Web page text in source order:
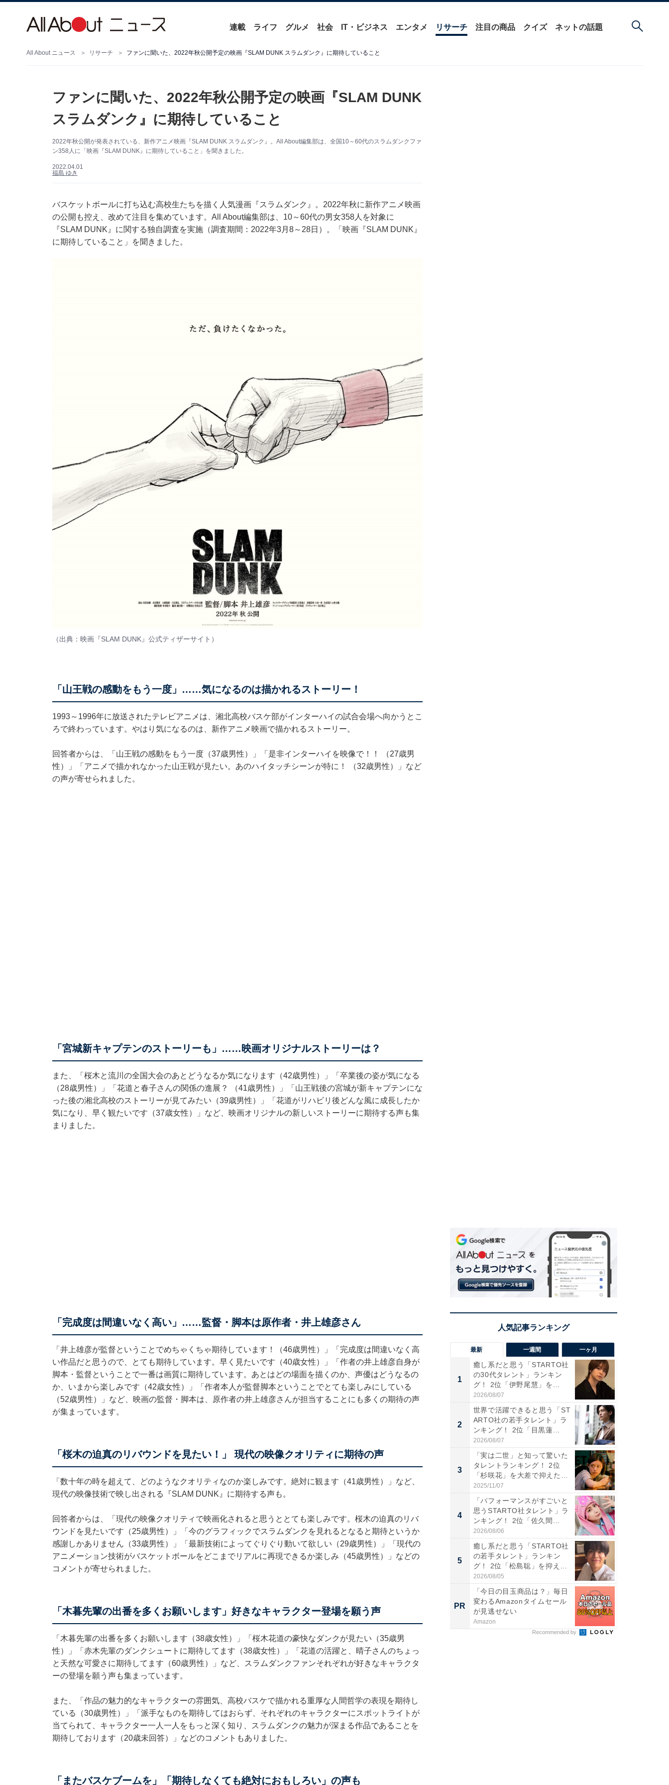
連載 ライフ グルメ 社会 IT・ビジネス エンタメ リサーチ 注目の商品 クイズ ネットの話題
All About ニュース リサーチ ファンに聞いた、2022年秋公開予定の映画『SLAM DUNK スラムダンク』に期待していること
ファンに聞いた、2022年秋公開予定の映画『SLAM DUNK
スラムダンク』に期待していること
2022年秋公開が発表されている、新作アニメ映画『SLAM DUNK スラムダンク』。All About編集部は、全国10～60代のスラムダンクファ
ン358人に「映画『SLAM DUNK』に期待していること」を聞きました。
2022.04.01
福島 ゆき
バスケットボールに打ち込む高校生たちを描く人気漫画『スラムダンク』。2022年秋に新作アニメ映画
の公開も控え、改めて注目を集めています。All About編集部は、10～60代の男女358人を対象に
『SLAM DUNK』に関する独自調査を実施（調査期間：2022年3月8～28日）。「映画『SLAM DUNK』
に期待していること」を聞きました。
（出典： 映画『SLAM DUNK』公式ティザーサイト ​​​​​）
「山王戦の感動をもう一度」……気になるのは描かれるストーリー！
1993～1996年に放送されたテレビアニメは、湘北高校バスケ部がインターハイの試合会場へ向かうとこ
ろで終わっています。やはり気になるのは、新作アニメ映画で描かれるストーリー。
回答者からは、「山王戦の感動をもう一度（37歳男性）」「是非インターハイを映像で！！ （27歳男
性）」「アニメで描かれなかった山王戦が見たい。あのハイタッチシーンが特に！ （32歳男性）」など
の声が寄せられました。
「宮城新キャプテンのストーリーも」……映画オリジナルストーリーは？
また、「桜木と流川の全国大会のあとどうなるか気になります（42歳男性）」「卒業後の姿が気になる
（28歳男性）」「花道と春子さんの関係の進展？ （41歳男性）」「山王戦後の宮城が新キャプテンにな
った後の湘北高校のストーリーが見てみたい（39歳男性）」「花道がリハビリ後どんな風に成長したか
気になり、早く観たいです（37歳女性）」など、映画オリジナルの新しいストーリーに期待する声も集
まりました。
「完成度は間違いなく高い」……監督・脚本は原作者・井上雄彦さん
「井上雄彦が監督ということでめちゃくちゃ期待しています！（46歳男性）」「完成度は間違いなく高
い作品だと思うので、とても期待しています。早く見たいです（40歳女性）」「作者の井上雄彦自身が
脚本・監督ということで一番は画質に期待しています。あとはどの場面を描くのか、声優はどうなるの
か、いまから楽しみです（42歳女性）」「作者本人が監督脚本ということでとても楽しみにしている
（52歳男性）」など、映画の監督・脚本は、原作者の井上雄彦さんが担当することにも多くの期待の声
が集まっています。
「桜木の迫真のリバウンドを見たい！」 現代の映像クオリティに期待の声
「数十年の時を超えて、どのようなクオリティなのか楽しみです。絶対に観ます（41歳男性）」など、
現代の映像技術で映し出される『SLAM DUNK』に期待する声も。
回答者からは、「現代の映像クオリティで映画化されると思うととても楽しみです。桜木の迫真のリバ
ウンドを見たいです（25歳男性）」「今のグラフィックでスラムダンクを見れるとなると期待というか
感謝しかありません（33歳男性）」「最新技術によってぐりぐり動いて欲しい（29歳男性）」「現代の
アニメーション技術がバスケットボールをどこまでリアルに再現できるか楽しみ（45歳男性）」などの
コメントが寄せられました。
「木暮先輩の出番を多くお願いします」好きなキャラクター登場を願う声
「木暮先輩の出番を多くお願いします（38歳女性）」「桜木花道の豪快なダンクが見たい（35歳男
性）」「赤木先輩のダンクシュートに期待してます（38歳女性）」「花道の活躍と、晴子さんのちょっ
と天然な可愛さに期待してます（60歳男性）」など、スラムダンクファンそれぞれが好きなキャラクタ
ーの登場を願う声も集まっています。
また、「作品の魅力的なキャラクターの雰囲気、高校バスケで描かれる重厚な人間哲学の表現を期待し
ている（30歳男性）」「派手なものを期待してはおらず、それぞれのキャラクターにスポットライトが
当てられて、キャラクター一人一人をもっと深く知り、スラムダンクの魅力が深まる作品であることを
期待しております（20歳未回答）」などのコメントもありました。
「またバスケブームを」「期待しなくても絶対におもしろい」の声も
最新 一週間 一ヶ月
1
癒し系だと思う「STARTO社
の30代タレント」ランキン
グ！ 2位「伊野尾慧」を...
2026/08/07
2
世界で活躍できると思う「ST
ARTO社の若手タレント」ラ
ンキング！ 2位「目黒蓮...
2026/08/07
3
「実は二世」と知って驚いた
タレントランキング！ 2位
「杉咲花」を大差で抑えた1
位...
2025/11/07
4
「パフォーマンスがすごいと
思うSTARTO社タレント」ラ
ンキング！ 2位「佐久間...
2026/08/06
5
癒し系だと思う「STARTO社
の若手タレント」ランキン
グ！ 2位「松島聡」を抑え...
2026/08/05
PR
「今日の目玉商品は？」毎日
変わるAmazonタイムセール
が見逃せない
Amazon
Recommended by